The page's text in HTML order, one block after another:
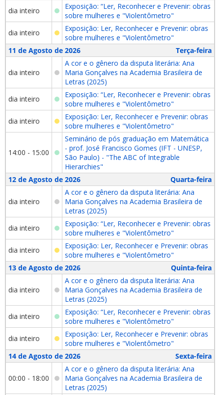
dia inteiro
Exposição: “Ler, Reconhecer e Prevenir: obras
sobre mulheres e "Violentômetro"
dia inteiro
Exposição: Ler, Reconhecer e Prevenir: obras
sobre mulheres e "Violentômetro"
11 de Agosto de 2026
Terça-feira
dia inteiro
A cor e o gênero da disputa literária: Ana
Maria Gonçalves na Academia Brasileira de
Letras (2025)
dia inteiro
Exposição: “Ler, Reconhecer e Prevenir: obras
sobre mulheres e "Violentômetro"
dia inteiro
Exposição: Ler, Reconhecer e Prevenir: obras
sobre mulheres e "Violentômetro"
14:00 - 15:00
Seminário de pós graduação em Matemática
- prof. José Francisco Gomes (IFT - UNESP,
São Paulo) - "The ABC of Integrable
Hierarchies"
12 de Agosto de 2026
Quarta-feira
dia inteiro
A cor e o gênero da disputa literária: Ana
Maria Gonçalves na Academia Brasileira de
Letras (2025)
dia inteiro
Exposição: “Ler, Reconhecer e Prevenir: obras
sobre mulheres e "Violentômetro"
dia inteiro
Exposição: Ler, Reconhecer e Prevenir: obras
sobre mulheres e "Violentômetro"
13 de Agosto de 2026
Quinta-feira
dia inteiro
A cor e o gênero da disputa literária: Ana
Maria Gonçalves na Academia Brasileira de
Letras (2025)
dia inteiro
Exposição: “Ler, Reconhecer e Prevenir: obras
sobre mulheres e "Violentômetro"
dia inteiro
Exposição: Ler, Reconhecer e Prevenir: obras
sobre mulheres e "Violentômetro"
14 de Agosto de 2026
Sexta-feira
00:00 - 18:00
A cor e o gênero da disputa literária: Ana
Maria Gonçalves na Academia Brasileira de
Letras (2025)